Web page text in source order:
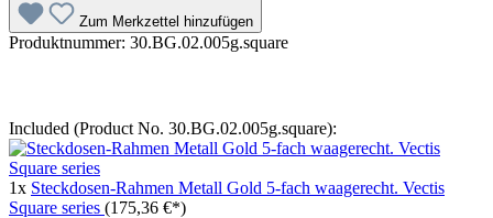
Zum Merkzettel hinzufügen
Produktnummer: 30.BG.02.005g.square
Included (Product No. 30.BG.02.005g.square):
1x Steckdosen-Rahmen Metall Gold 5-fach waagerecht. Vectis
Square series (175,36 €*)